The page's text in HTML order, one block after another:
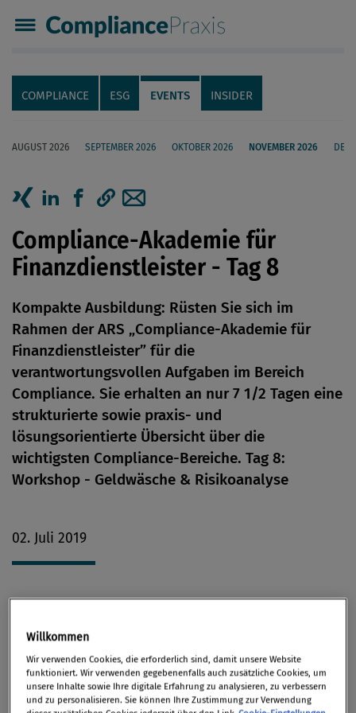
Compliance Praxis
Servicenavigation
Navigation
COMPLIANCE ESG EVENTS INSIDER
AUGUST 2026 SEPTEMBER 2026 OKTOBER 2026 NOVEMBER 2026
Seiteninhalt
Artikel auf Xing teilen
Artikel auf linkedIn teilen
Artikel auf Facebook teilen
Artikellink kopieren
Artikel per Mail teilen
Compliance-Akademie für
Finanzdienstleister - Tag 8
Kompakte Ausbildung: Rüsten Sie sich im
Rahmen der ARS „Compliance-Akademie für
Finanzdienstleister” für die
verantwortungsvollen Aufgaben im Bereich
Compliance. Sie erhalten an nur 7 1/2 Tagen eine
strukturierte sowie praxis- und
lösungsorientierte Übersicht über die
wichtigsten Compliance-Bereiche. Tag 8:
Workshop - Geldwäsche & Risikoanalyse
02. Juli 2019
Compliance als Kernbereich für Finanzunternehmen
Immer komplizierter werdende Regeln und
Willkommen
Wir verwenden Cookies, die erforderlich sind, damit unsere Website
funktioniert. Wir verwenden gegebenenfalls auch zusätzliche Cookies, um
unsere Inhalte sowie Ihre digitale Erfahrung zu analysieren, zu verbessern
und zu personalisieren. Sie können Ihre Zustimmung zur Verwendung